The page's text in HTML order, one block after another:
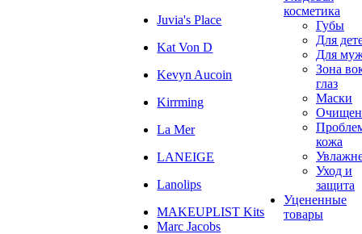
Juvia's Place
Kat Von D
Kevyn Aucoin
Kirrming
La Mer
LANEIGE
Lanolips
MAKEUPLIST Kits
Marc Jacobs
косметика
Губы
Для
Для
Зона
глаз
Маски
кожа
Уход и
защита
Уцененные
товары